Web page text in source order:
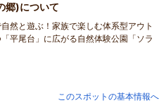
郷)について
然と遊ぶ！家族で楽しむ体系型アウト
平尾台」に広がる自然体験公園「ソラ
このスポットの基本情報へ